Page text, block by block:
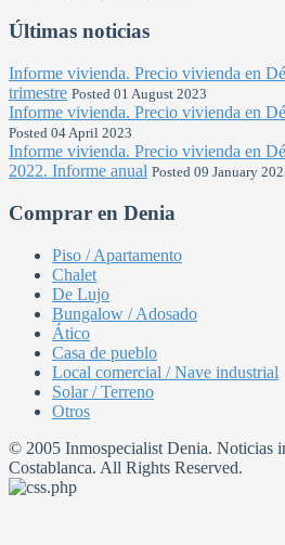
Últimas noticias
Informe vivienda. Precio vivienda en
trimestre Posted 01 August 2023
Informe vivienda. Precio vivienda en
Posted 04 April 2023
Informe vivienda. Precio vivienda en
2022. Informe anual Posted 09 January
Comprar en Denia
Piso / Apartamento
Chalet
De Lujo
Bungalow / Adosado
Ático
Casa de pueblo
Local comercial / Nave industrial
Solar / Terreno
Otros
© 2005 Inmospecialist Denia. Noticias
Costablanca. All Rights Reserved.